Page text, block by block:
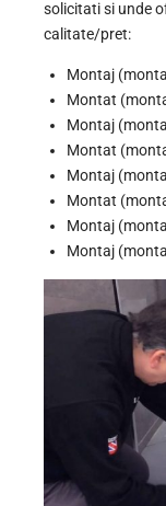
solicitati si unde
calitate/pret:
Montaj
Montat
Montaj
Montat
Montaj
Montat
Montaj
Montaj